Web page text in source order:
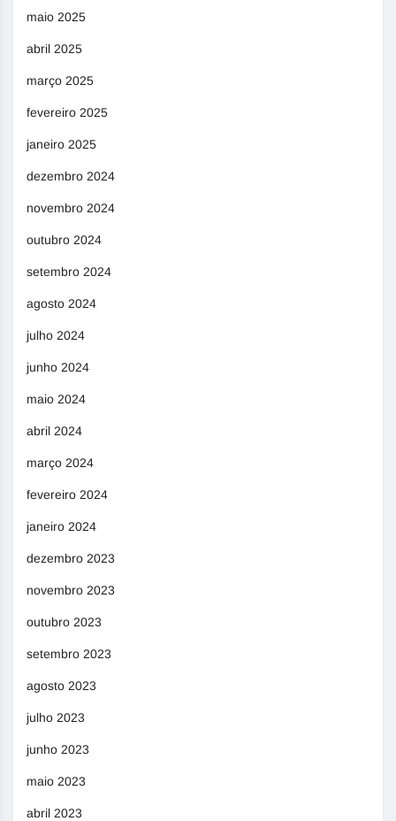
maio 2025
abril 2025
março 2025
fevereiro 2025
janeiro 2025
dezembro 2024
novembro 2024
outubro 2024
setembro 2024
agosto 2024
julho 2024
junho 2024
maio 2024
abril 2024
março 2024
fevereiro 2024
janeiro 2024
dezembro 2023
novembro 2023
outubro 2023
setembro 2023
agosto 2023
julho 2023
junho 2023
maio 2023
abril 2023